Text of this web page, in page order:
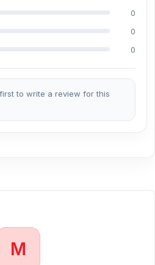
0
0
0
to write a review for this
M